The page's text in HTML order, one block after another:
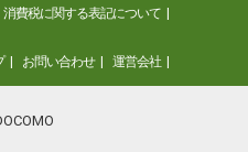
消費税に関する表記について
お問い合わせ 運営会社